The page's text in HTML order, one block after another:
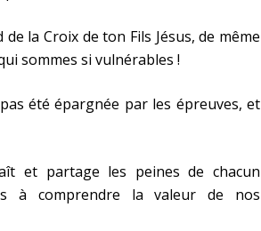
la Croix de ton Fils Jésus, de même
sommes si vulnérables !
été épargnée par les épreuves, et
et partage les peines de chacun
à comprendre la valeur de nos